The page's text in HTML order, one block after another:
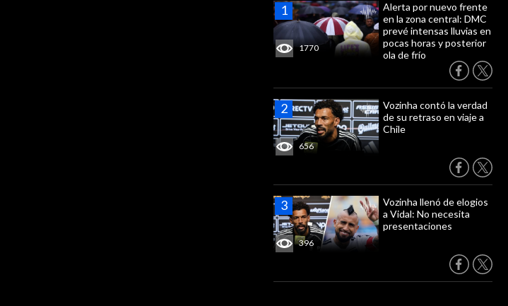
1770
Alerta por nuevo frente
en la zona central: DMC
prevé intensas lluvias en
pocas horas y posterior
ola de frío
656
Vozinha contó la verdad
de su retraso en viaje a
Chile
396
Vozinha llenó de elogios
a Vidal: No necesita
presentaciones